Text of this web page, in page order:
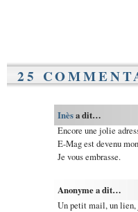
25
Inèsa dit…
Encore une jolie
E-Mag est devenu
Je vous embrasse.
Anonyme a dit…
Un petit mail, un lien,